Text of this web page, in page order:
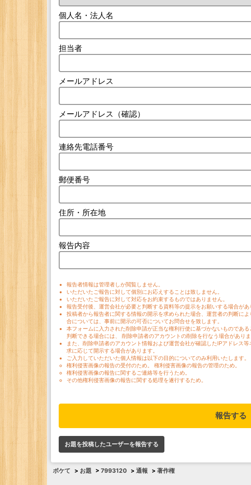
個人名・法人名
担当者
メールアドレス
メールアドレス（確認）
連絡先電話番号
郵便番号
住所・所在地
報告内容
報告者情報は管理者しか閲覧しません。
いただいたご報告に対して個別にお応えすることは致しません。
いただいたご報告に対して対応をお約束するものではありません。
報告受付後、運営会社が必要と判断する資料等の提示をお願いする場合があ
投稿者から報告者に関する情報の開示を求められた場合、運営者の判断に
合については、事前に開示の可否についてお問合せを致します。
本フォームに入力された削除申請が正当な権利行使に基づかないものであ
判断できる場合には、 削除申請者のアカウントの削除を行なう場合がありま
また、削除申請者のアカウント情報および運営会社が確認したIPアドレス
求に応じて開示する場合があります。
ご入力していただいた個人情報は以下の目的についてのみ利用いたします。
権利侵害画像の報告の受付のため。 権利侵害画像の報告の管理のため。
権利侵害画像の報告に関するご連絡等を行うため。
その他権利侵害画像の報告に関する処理を遂行するため。
報告する
お題を投稿したユーザーを報告する
ボケて > お題 > 7993120 > 通報 > 著作権